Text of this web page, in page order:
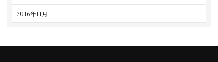
2016年11月